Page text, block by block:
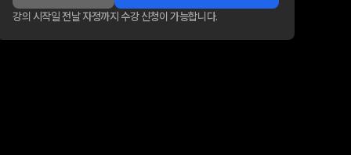
강의 시작일 전날 자정까지 수강 신청이 가능합니다.